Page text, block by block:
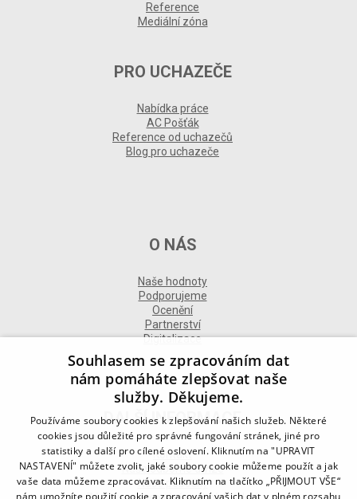
Reference
Mediální zóna
PRO UCHAZEČE
Nabídka práce
AC Pošťák
Reference od uchazečů
Blog pro uchazeče
O NÁS
Naše hodnoty
Podporujeme
Ocenění
Partnerství
Digitalizace
DALŠÍ INFORMACE
Kontakt
Naše odborné divize
Naše pobočky
Souhlasem se zpracováním dat
nám pomáháte zlepšovat naše
služby. Děkujeme.
Používáme soubory cookies k zlepšování našich služeb. Některé
cookies jsou důležité pro správné fungování stránek, jiné pro
statistiky a další pro cílené oslovení. Kliknutím na "UPRAVIT
NASTAVENÍ" můžete zvolit, jaké soubory cookie můžeme použít a jak
vaše data můžeme zpracovávat. Kliknutím na tlačítko „PŘIJMOUT VŠE“
nám umožníte použití cookie a zpracování vašich dat v plném rozsahu